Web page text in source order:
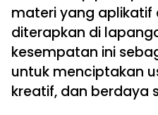
materi yang
diterapkan di
kesempatan ini
untuk menciptakan
kreatif, dan berdaya